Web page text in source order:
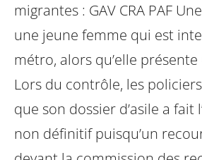
migrantes : GAV CRA PAF
une jeune femme qui est
métro, alors qu’elle
Lors du contrôle, les
que son dossier d’asile a fait
non définitif puisqu’un